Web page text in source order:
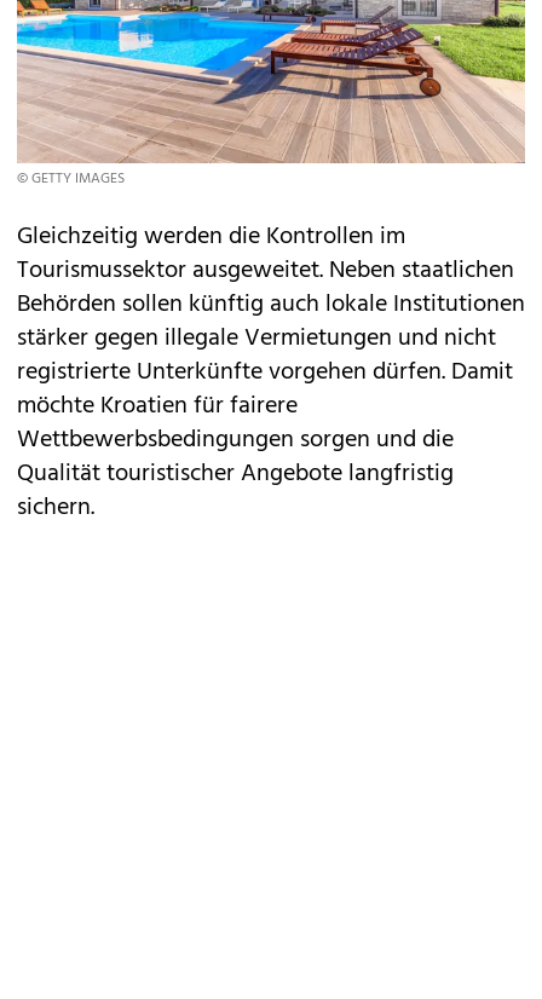
© GETTY IMAGES
Gleichzeitig werden die Kontrollen im
Tourismussektor ausgeweitet. Neben staatlichen
Behörden sollen künftig auch lokale Institutionen
stärker gegen illegale Vermietungen und nicht
registrierte Unterkünftevorgehen dürfen. Damit
möchte Kroatien für fairere
Wettbewerbsbedingungen sorgen und die
Qualität touristischer Angebote langfristig
sichern.